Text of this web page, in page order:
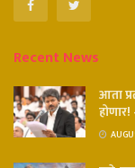
Recent News
आता